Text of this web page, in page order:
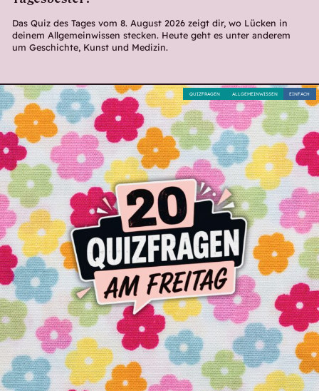
Das Quiz des Tages vom 8. August 2026 zeigt dir, wo Lücken in
deinem Allgemeinwissen stecken. Heute geht es unter anderem
um Geschichte, Kunst und Medizin.
EINFACH
ALLGEMEINWISSEN
QUIZFRAGEN